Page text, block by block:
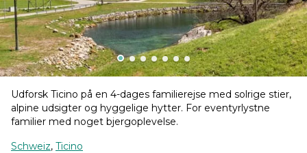
Udforsk Ticino på en 4-dages familierejse med solrige stier,
alpine udsigter og hyggelige hytter. For eventyrlystne
familier med noget bjergoplevelse.
Schweiz, Ticino